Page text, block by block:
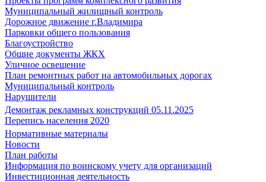
Муниципальный жилищный контроль
Дорожное движение г.Владимира
Парковки общего пользования
Благоустройство
Общие документы ЖКХ
Уличное освещение
План ремонтных работ на автомобильных дорогах
Муниципальный контроль
Нарушители
Демонтаж рекламных конструкций 05.11.2025
Перепись населения 2020
Нормативные материалы
Новости
План работы
Информация по воинскому учету для организаций
Инвестиционная деятельность